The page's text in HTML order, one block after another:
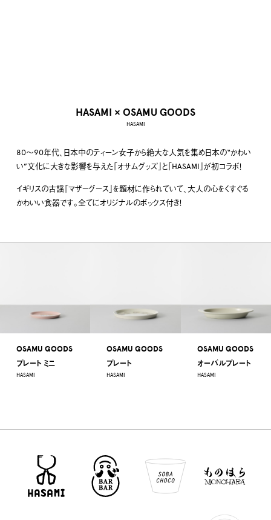
HASAMI × OSAMU GOODS
HASAMI
80〜90年代、日本中のティーン女子から絶大な人気を集め日本の“かわい
い”文化に大きな影響を与えた「オサムグッズ」と「HASAMI」が初コラボ！
イギリスの古謡「マザーグース」を題材に作られていて、大人の心をくすぐる
かわいい食器です。全てにオリジナルのボックス付き！
OSAMU GOODS
プレート ミニ
HASAMI
OSAMU GOODS
プレート
HASAMI
OSAMU GOODS
オーバルプレート
HASAMI